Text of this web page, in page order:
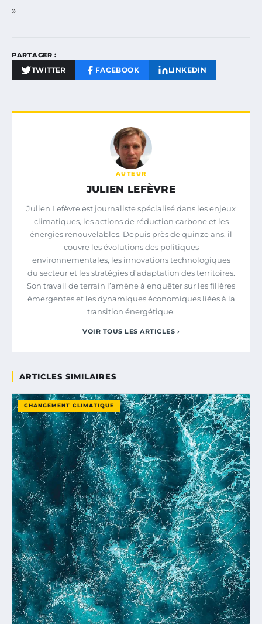
»
PARTAGER :
TWITTER FACEBOOK LINKEDIN
AUTEUR
JULIEN LEFÈVRE
Julien Lefèvre est journaliste spécialisé dans les enjeux
climatiques, les actions de réduction carbone et les
énergies renouvelables. Depuis près de quinze ans, il
couvre les évolutions des politiques
environnementales, les innovations technologiques
du secteur et les stratégies d'adaptation des territoires.
Son travail de terrain l’amène à enquêter sur les filières
émergentes et les dynamiques économiques liées à la
transition énergétique.
VOIR TOUS LES ARTICLES ›
ARTICLES SIMILAIRES
CHANGEMENT CLIMATIQUE